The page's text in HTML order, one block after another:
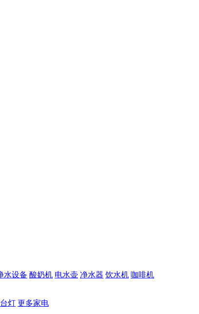
水设备 酸奶机 电水壶 净水器 饮水机 咖啡机
灯 更多家电